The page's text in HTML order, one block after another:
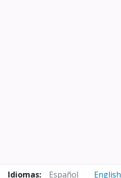
Idiomas: Español English